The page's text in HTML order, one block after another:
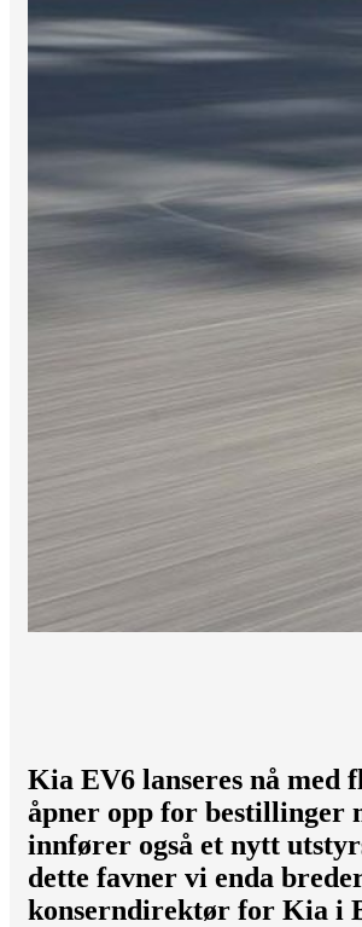
Kia EV6 lanseres nå med
åpner opp for bestillinger
innfører også et nytt
dette favner vi enda
konserndirektør for Kia i